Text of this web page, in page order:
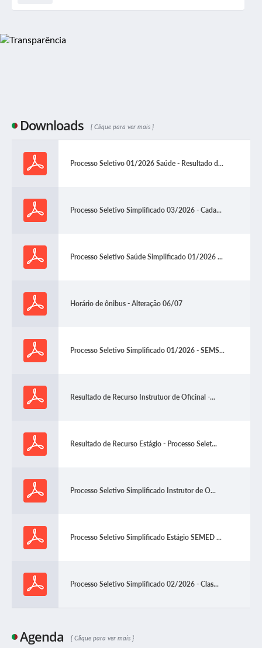
Downloads Clique para ver mais
Processo Seletivo 01/2026 Saúde - Resultado d...
Processo Seletivo Simplificado 03/2026 - Cada...
Processo Seletivo Saúde Simplificado 01/2026 ...
Horário de ônibus - Alteração 06/07
Processo Seletivo Simplificado 01/2026 - SEMS...
Resultado de Recurso Instrutuor de Oficinal -...
Resultado de Recurso Estágio - Processo Selet...
Processo Seletivo Simplificado Instrutor de O...
Processo Seletivo Simplificado Estágio SEMED ...
Processo Seletivo Simplificado 02/2026 - Clas...
Agenda Clique para ver mais